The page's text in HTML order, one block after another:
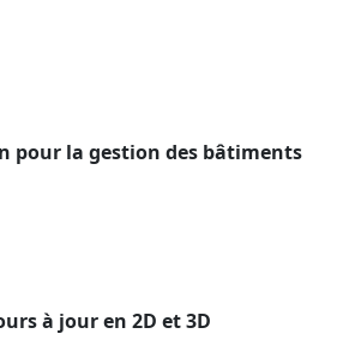
pour la gestion des bâtiments
à jour en 2D et 3D